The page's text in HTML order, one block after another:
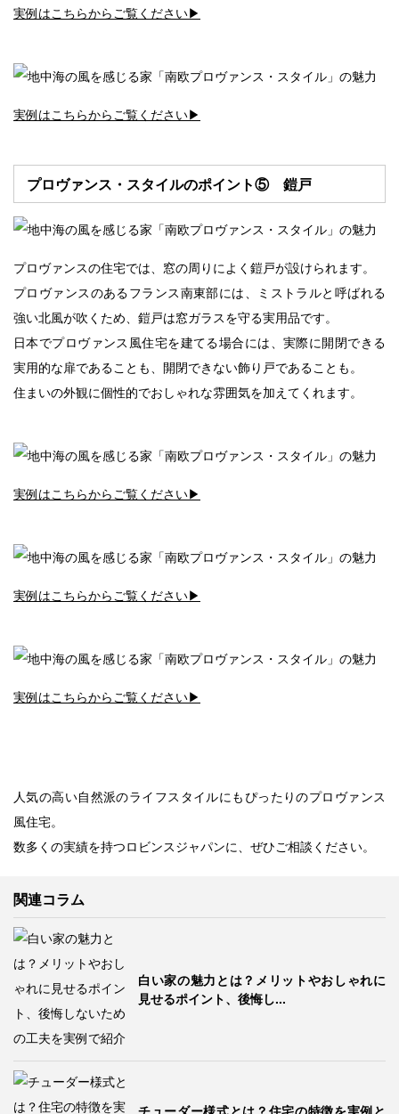
実例はこちらからご覧ください▶︎
実例はこちらからご覧ください▶︎
プロヴァンス・スタイルのポイント⑤ 鎧戸
プロヴァンスの住宅では、窓の周りによく鎧戸が設けられます。
プロヴァンスのあるフランス南東部には、ミストラルと呼ばれる
強い北風が吹くため、鎧戸は窓ガラスを守る実用品です。
日本でプロヴァンス風住宅を建てる場合には、実際に開閉できる
実用的な扉であることも、開閉できない飾り戸であることも。
住まいの外観に個性的でおしゃれな雰囲気を加えてくれます。
実例はこちらからご覧ください▶︎
実例はこちらからご覧ください▶︎
実例はこちらからご覧ください▶︎
人気の高い自然派のライフスタイルにもぴったりのプロヴァンス
風住宅。
数多くの実績を持つロビンスジャパンに、ぜひご相談ください。
関連コラム
白い家の魅力とは？メリットやおしゃれに
見せるポイント、後悔し...
チューダー様式とは？住宅の特徴を実例と